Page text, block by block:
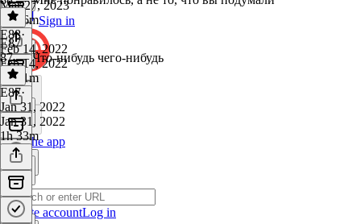
Sign in
Get the app
Create accountLog in
Mar 27, 2023
2h 26m
E88·
Feb 14, 2022
Feb 14, 2022
2h 41m
E87
87 — Что-нибудь чего-нибудь
E87·
Jan 31, 2022
Jan 31, 2022
1h 33m